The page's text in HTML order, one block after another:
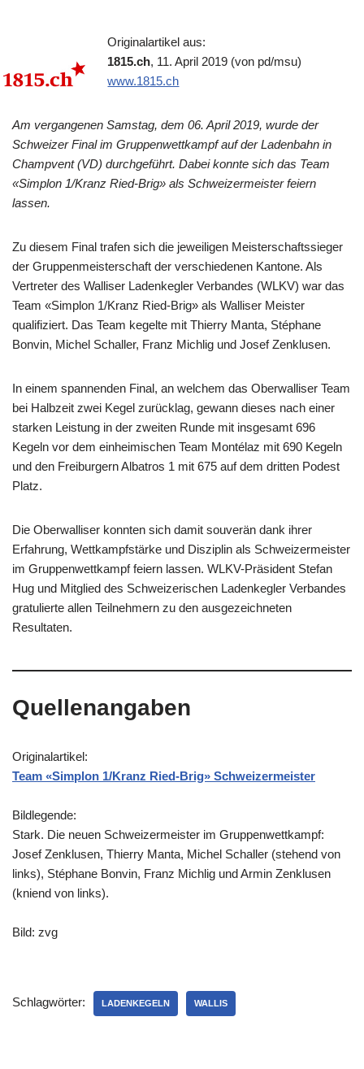
Originalartikel aus:
1815.ch, 11. April 2019 (von pd/msu)
www.1815.ch
Am vergangenen Samstag, dem 06. April 2019, wurde der
Schweizer Final im Gruppenwettkampf auf der Ladenbahn in
Champvent (VD) durchgeführt. Dabei konnte sich das Team
«Simplon 1/Kranz Ried-Brig» als Schweizermeister feiern
lassen.
Zu diesem Final trafen sich die jeweiligen Meisterschaftssieger
der Gruppenmeisterschaft der verschiedenen Kantone. Als
Vertreter des Walliser Ladenkegler Verbandes (WLKV) war das
Team «Simplon 1/Kranz Ried-Brig» als Walliser Meister
qualifiziert. Das Team kegelte mit Thierry Manta, Stéphane
Bonvin, Michel Schaller, Franz Michlig und Josef Zenklusen.
In einem spannenden Final, an welchem das Oberwalliser Team
bei Halbzeit zwei Kegel zurücklag, gewann dieses nach einer
starken Leistung in der zweiten Runde mit insgesamt 696
Kegeln vor dem einheimischen Team Montélaz mit 690 Kegeln
und den Freiburgern Albatros 1 mit 675 auf dem dritten Podest
Platz.
Die Oberwalliser konnten sich damit souverän dank ihrer
Erfahrung, Wettkampfstärke und Disziplin als Schweizermeister
im Gruppenwettkampf feiern lassen. WLKV-Präsident Stefan
Hug und Mitglied des Schweizerischen Ladenkegler Verbandes
gratulierte allen Teilnehmern zu den ausgezeichneten
Resultaten.
Quellenangaben
Originalartikel:
Team «Simplon 1/Kranz Ried-Brig» Schweizermeister
Bildlegende:
Stark. Die neuen Schweizermeister im Gruppenwettkampf:
Josef Zenklusen, Thierry Manta, Michel Schaller (stehend von
links), Stéphane Bonvin, Franz Michlig und Armin Zenklusen
(kniend von links).
Bild: zvg
Schlagwörter: LADENKEGELN WALLIS